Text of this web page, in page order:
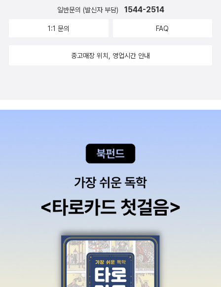
일반문의 (발신자 부담) 1544-2514
1:1 문의 FAQ
중고매장 위치, 영업시간 안내